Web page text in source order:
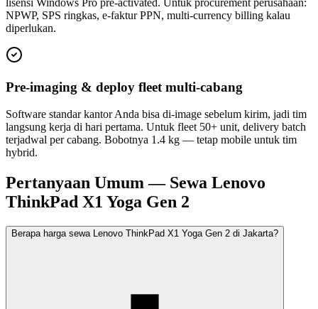
lisensi Windows Pro pre-activated. Untuk procurement perusahaan:
NPWP, SPS ringkas, e-faktur PPN, multi-currency billing kalau
diperlukan.
Pre-imaging & deploy fleet multi-cabang
Software standar kantor Anda bisa di-image sebelum kirim, jadi tim
langsung kerja di hari pertama. Untuk fleet 50+ unit, delivery batch
terjadwal per cabang. Bobotnya 1.4 kg — tetap mobile untuk tim
hybrid.
Pertanyaan Umum — Sewa Lenovo
ThinkPad X1 Yoga Gen 2
Berapa harga sewa Lenovo ThinkPad X1 Yoga Gen 2 di Jakarta?